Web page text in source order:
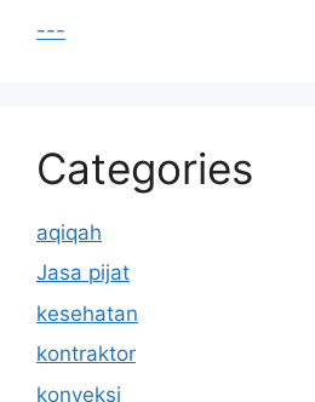
---
Categories
aqiqah
Jasa pijat
kesehatan
kontraktor
konveksi